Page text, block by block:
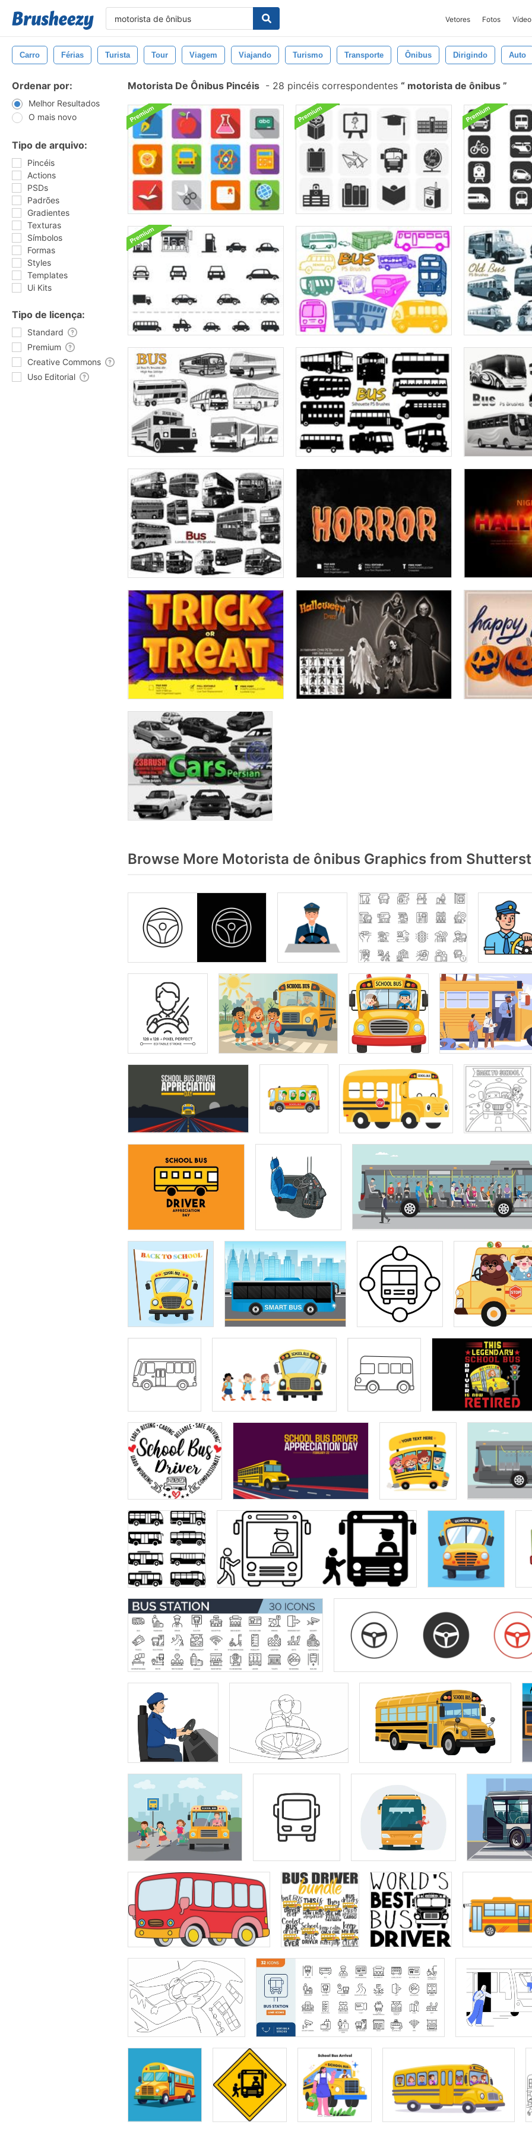
Vetores Fotos Vídeo
Carro Férias Turista Tour Viagem Viajando Turismo Transporte Ônibus Dirigindo Auto
Ordenar por:
Melhor Resultados
O mais novo
Tipo de arquivo:
Pincéis
Actions
PSDs
Padrões
Gradientes
Texturas
Símbolos
Formas
Styles
Templates
Ui Kits
Tipo de licença:
Standard
Premium
Creative Commons
Uso Editorial
Motorista De Ônibus Pincéis - 28 pincéis correspondentes motorista de ônibus
Browse More Motorista de ônibus Graphics from